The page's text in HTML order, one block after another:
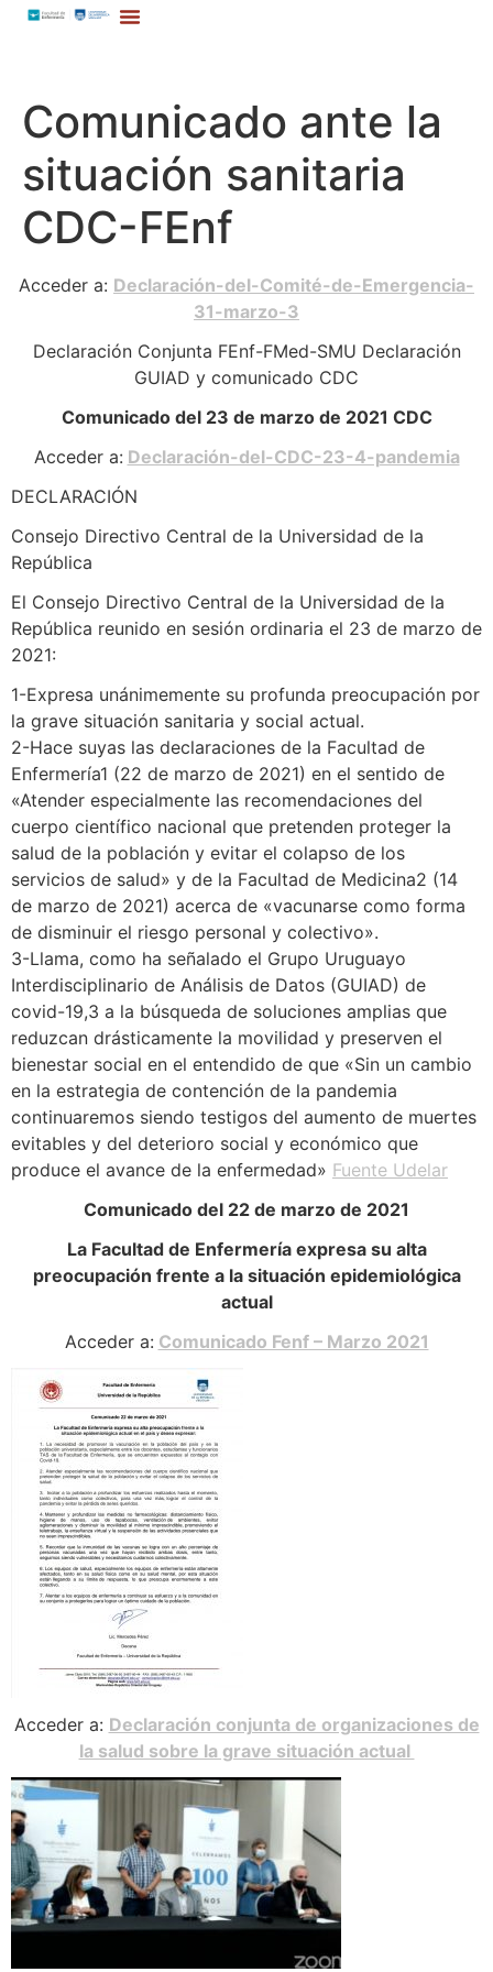
Comunicado ante la
situación sanitaria
CDC-FEnf
Acceder a: Declaración-del-Comité-de-Emergencia-
31-marzo-3
Declaración Conjunta FEnf-FMed-SMU Declaración
GUIAD y comunicado CDC
Comunicado del 23 de marzo de 2021 CDC
Acceder a: Declaración-del-CDC-23-4-pandemia
DECLARACIÓN
Consejo Directivo Central de la Universidad de la
República
El Consejo Directivo Central de la Universidad de la
República reunido en sesión ordinaria el 23 de marzo de
2021:
1-Expresa unánimemente su profunda preocupación por
la grave situación sanitaria y social actual.
2-Hace suyas las declaraciones de la Facultad de
Enfermería1 (22 de marzo de 2021) en el sentido de
«Atender especialmente las recomendaciones del
cuerpo científico nacional que pretenden proteger la
salud de la población y evitar el colapso de los
servicios de salud» y de la Facultad de Medicina2 (14
de marzo de 2021) acerca de «vacunarse como forma
de disminuir el riesgo personal y colectivo».
3-Llama, como ha señalado el Grupo Uruguayo
Interdisciplinario de Análisis de Datos (GUIAD) de
covid-19,3 a la búsqueda de soluciones amplias que
reduzcan drásticamente la movilidad y preserven el
bienestar social en el entendido de que «Sin un cambio
en la estrategia de contención de la pandemia
continuaremos siendo testigos del aumento de muertes
evitables y del deterioro social y económico que
produce el avance de la enfermedad» Fuente Udelar
Comunicado del 22 de marzo de 2021
La Facultad de Enfermería expresa su alta
preocupación frente a la situación epidemiológica
actual
Acceder a: Comunicado Fenf – Marzo 2021
Acceder a: Declaración conjunta de organizaciones de
la salud sobre la grave situación actual